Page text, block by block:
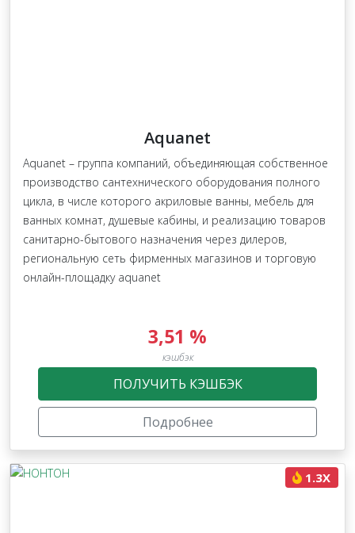
Aquanet
Aquanet – группа компаний, объединяющая собственное
производство сантехнического оборудования полного
цикла, в числе которого акриловые ванны, мебель для
ванных комнат, душевые кабины, и реализацию товаров
санитарно-бытового назначения через дилеров,
региональную сеть фирменных магазинов и торговую
онлайн-площадку aquanet
3,51 %
кэшбэк
ПОЛУЧИТЬ КЭШБЭК
Подробнее
1.3X